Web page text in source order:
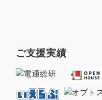
ご支援実績